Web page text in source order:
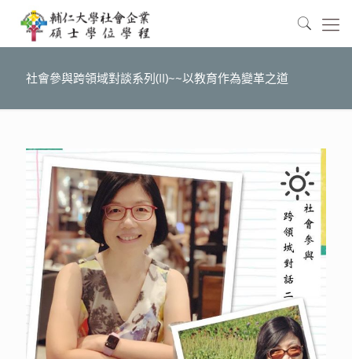
社會參與跨領域對談系列(II)~~以教育作為變革之道